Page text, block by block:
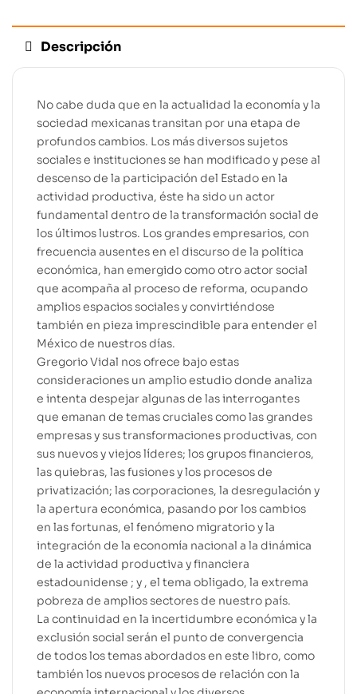
Descripción
No cabe duda que en la actualidad la economía y la
sociedad mexicanas transitan por una etapa de
profundos cambios. Los más diversos sujetos
sociales e instituciones se han modificado y pese al
descenso de la participación del Estado en la
actividad productiva, éste ha sido un actor
fundamental dentro de la transformación social de
los últimos lustros. Los grandes empresarios, con
frecuencia ausentes en el discurso de la política
económica, han emergido como otro actor social
que acompaña al proceso de reforma, ocupando
amplios espacios sociales y convirtiéndose
también en pieza imprescindible para entender el
México de nuestros días.
Gregorio Vidal nos ofrece bajo estas
consideraciones un amplio estudio donde analiza
e intenta despejar algunas de las interrogantes
que emanan de temas cruciales como las grandes
empresas y sus transformaciones productivas, con
sus nuevos y viejos líderes; los grupos financieros,
las quiebras, las fusiones y los procesos de
privatización; las corporaciones, la desregulación y
la apertura económica, pasando por los cambios
en las fortunas, el fenómeno migratorio y la
integración de la economía nacional a la dinámica
de la actividad productiva y financiera
estadounidense ; y , el tema obligado, la extrema
pobreza de amplios sectores de nuestro país.
La continuidad en la incertidumbre económica y la
exclusión social serán el punto de convergencia
de todos los temas abordados en este libro, como
también los nuevos procesos de relación con la